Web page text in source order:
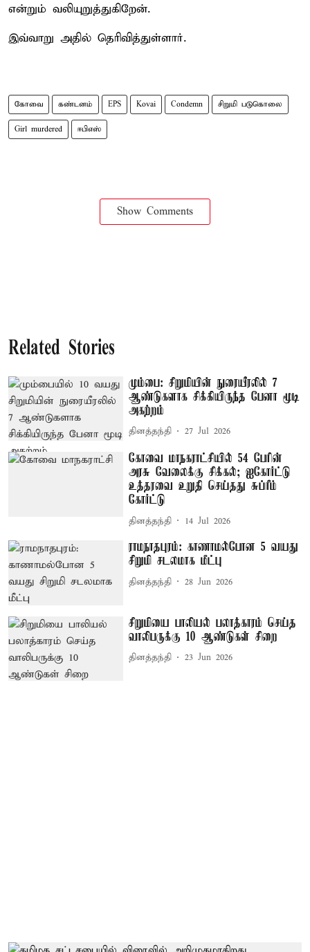
என்றும் வலியுறுத்துகிறேன்.
இவ்வாறு அதில் தெரிவித்துள்ளார்.
கோவை கண்டனம் EPS Kovai Condemn சிறுமி படுகொலை
Girl murdered ஈபிஎஸ்
Show Comments
Related Stories
மும்பை: சிறுமியின் நுரையீரலில் 7
ஆண்டுகளாக சிக்கியிருந்த பேனா மூடி
அகற்றம்
தினத்தந்தி 27 Jul 2026
கோவை மாநகராட்சியில் 54 பேரின்
அரசு வேலைக்கு சிக்கல்; ஐகோர்ட்டு
உத்தரவை உறுதி செய்தது சுப்ரீம்
கோர்ட்டு
தினத்தந்தி 14 Jul 2026
ராமநாதபுரம்: காணாமல்போன 5 வயது
சிறுமி சடலமாக மீட்பு
தினத்தந்தி 28 Jun 2026
சிறுமியை பாலியல் பலாத்காரம் செய்த
வாலிபருக்கு 10 ஆண்டுகள் சிறை
தினத்தந்தி 23 Jun 2026